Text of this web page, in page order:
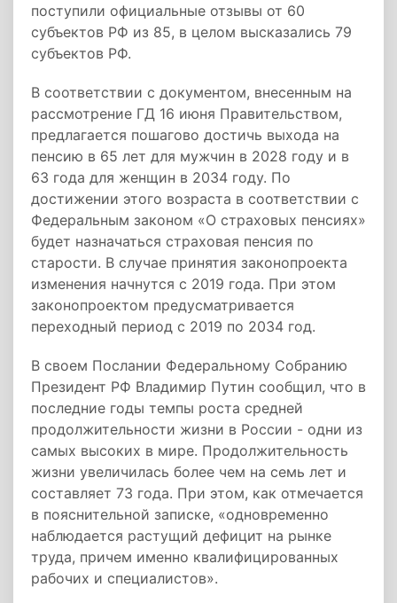
поступили официальные отзывы от 60
субъектов РФ из 85, в целом высказались 79
субъектов РФ.
В соответствии с документом, внесенным на
рассмотрение ГД 16 июня Правительством,
предлагается пошагово достичь выхода на
пенсию в 65 лет для мужчин в 2028 году и в
63 года для женщин в 2034 году. По
достижении этого возраста в соответствии с
Федеральным законом «О страховых пенсиях»
будет назначаться страховая пенсия по
старости. В случае принятия законопроекта
изменения начнутся с 2019 года. При этом
законопроектом предусматривается
переходный период с 2019 по 2034 год.
В своем Послании Федеральному Собранию
Президент РФ Владимир Путин сообщил, что в
последние годы темпы роста средней
продолжительности жизни в России - одни из
самых высоких в мире. Продолжительность
жизни увеличилась более чем на семь лет и
составляет 73 года. При этом, как отмечается
в пояснительной записке, «одновременно
наблюдается растущий дефицит на рынке
труда, причем именно квалифицированных
рабочих и специалистов».